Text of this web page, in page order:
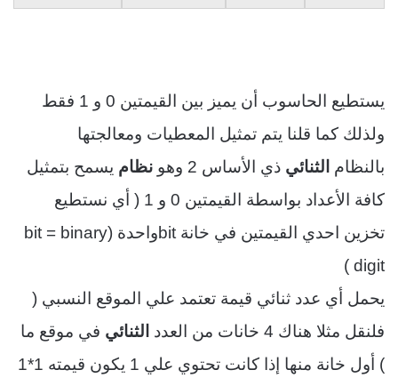
يستطيع الحاسوب أن يميز بين القيمتين 0 و 1 فقط
ولذلك كما قلنا يتم تمثيل المعطيات ومعالجتها
بالنظام الثنائي ذي الأساس 2 وهو نظام يسمح بتمثيل
كافة الأعداد بواسطة القيمتين 0 و 1 ( أي نستطيع
تخزين احدي القيمتين في خانة bitواحدة (bit = binary
digit
)
يحمل أي عدد ثنائي قيمة تعتمد علي الموقع النسبي (
فلنقل مثلا هناك 4 خانات من العدد
الثنائي في موقع ما
) أول خانة منها إذا كانت تحتوي علي 1 يكون قيمته 1*1